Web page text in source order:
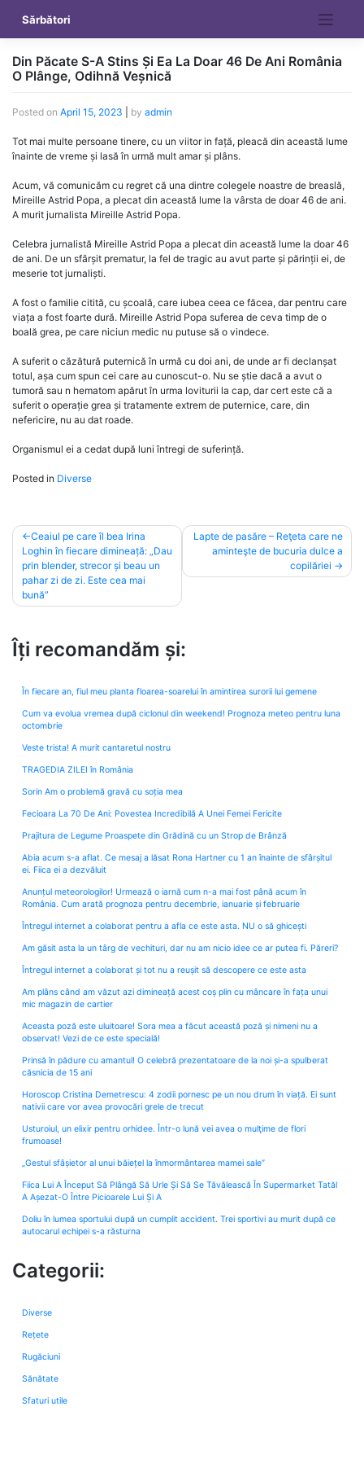
content
Sărbători
Din Păcate S-A Stins Și Ea La Doar 46 De Ani România
O Plânge, Odihnă Veșnică
Posted on April 15, 2023 by admin
Tot mai multe persoane tinere, cu un viitor in față, pleacă din această lume
înainte de vreme și lasă în urmă mult amar și plâns.
Acum, vă comunicăm cu regret că una dintre colegele noastre de breaslă,
Mireille Astrid Popa, a plecat din această lume la vârsta de doar 46 de ani.
A murit jurnalista Mireille Astrid Popa.
Celebra jurnalistă Mireille Astrid Popa a plecat din această lume la doar 46
de ani. De un sfârșit prematur, la fel de tragic au avut parte și părinții ei, de
meserie tot jurnaliști.
A fost o familie citită, cu școală, care iubea ceea ce făcea, dar pentru care
viața a fost foarte dură. Mireille Astrid Popa suferea de ceva timp de o
boală grea, pe care niciun medic nu putuse să o vindece.
A suferit o căzătură puternică în urmă cu doi ani, de unde ar fi declanșat
totul, așa cum spun cei care au cunoscut-o. Nu se știe dacă a avut o
tumoră sau n hematom apărut în urma loviturii la cap, dar cert este că a
suferit o operație grea și tratamente extrem de puternice, care, din
nefericire, nu au dat roade.
Organismul ei a cedat după luni întregi de suferință.
Posted in Diverse
Post
navigation
Ceaiul pe care îl bea Irina
Loghin în fiecare dimineață: „Dau
prin blender, strecor și beau un
pahar zi de zi. Este cea mai
bună”
Lapte de pasăre – Reţeta care ne
aminteşte de bucuria dulce a
copilăriei
Îți recomandăm și:
În fiecare an, fiul meu planta floarea-soarelui în amintirea surorii lui gemene
Cum va evolua vremea după ciclonul din weekend! Prognoza meteo pentru luna
octombrie
Veste trista! A murit cantaretul nostru
TRAGEDIA ZILEI în România
Sorin Am o problemă gravă cu soția mea
Fecioara La 70 De Ani: Povestea Incredibilă A Unei Femei Fericite
Prajitura de Legume Proaspete din Grădină cu un Strop de Brânză
Abia acum s-a aflat. Ce mesaj a lăsat Rona Hartner cu 1 an înainte de sfârșitul
ei. Fiica ei a dezvăluit
Anunțul meteorologilor! Urmează o iarnă cum n-a mai fost până acum în
România. Cum arată prognoza pentru decembrie, ianuarie și februarie
Întregul internet a colaborat pentru a afla ce este asta. NU o să ghicești
Am găsit asta la un târg de vechituri, dar nu am nicio idee ce ar putea fi. Păreri?
Întregul internet a colaborat și tot nu a reușit să descopere ce este asta
Am plâns când am văzut azi dimineață acest coș plin cu mâncare în fața unui
mic magazin de cartier
Aceasta poză este uluitoare! Sora mea a făcut această poză și nimeni nu a
observat! Vezi de ce este specială!
Prinsă în pădure cu amantul! O celebră prezentatoare de la noi și-a spulberat
căsnicia de 15 ani
Horoscop Cristina Demetrescu: 4 zodii pornesc pe un nou drum în viață. Ei sunt
nativii care vor avea provocări grele de trecut
Usturoiul, un elixir pentru orhidee. Într-o lună vei avea o mulţime de flori
frumoase!
„Gestul sfâșietor al unui băiețel la înmormântarea mamei sale”
Fiica Lui A Început Să Plângă Să Urle Și Să Se Tăvălească În Supermarket Tatăl
A Așezat-O Între Picioarele Lui Și A
Doliu în lumea sportului după un cumplit accident. Trei sportivi au murit după ce
autocarul echipei s-a răsturna
Categorii:
Diverse
Rețete
Rugăciuni
Sănătate
Sfaturi utile